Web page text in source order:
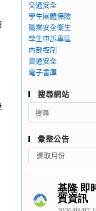
交通安全
學生團體保險
職業安全衛生
學生申訴專區
內部控制
資通安全
電子書庫
搜尋網站
Search
for:
彙整公告
整
選取月份